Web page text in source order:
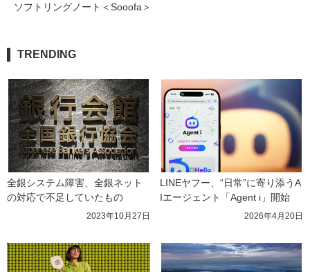
ソフトリングノート＜Sooofa＞
TRENDING
全銀システム障害、全銀ネット
の対応で不足していたもの
2023年10月27日
LINEヤフー、“日常”に寄り添うA
Iエージェント「Agent i」開始
2026年4月20日